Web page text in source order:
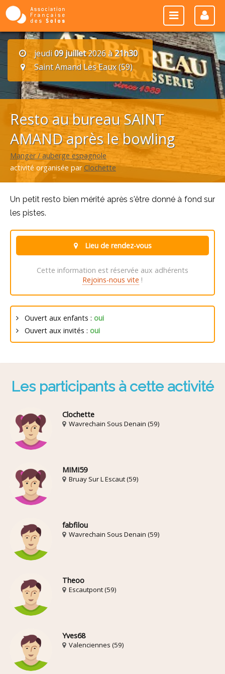
jeudi09 juillet2026 à21h30
Saint Amand Les Eaux (59)
Resto au bureau SAINT
AMAND après le bowling
Manger / auberge espagnole
activité organisée par Clochette
Un petit resto bien mérité après s'être donné à fond sur
les pistes.
Lieu de rendez-vous
Cette information est réservée aux adhérents
Rejoins-nous vite !
Ouvert aux enfants : oui
Ouvert aux invités : oui
Les participants à cette activité
Clochette
Wavrechain Sous Denain (59)
MIMI59
Bruay Sur L Escaut (59)
fabfilou
Wavrechain Sous Denain (59)
Theoo
Escautpont (59)
Yves68
Valenciennes (59)